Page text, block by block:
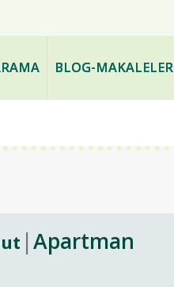
BLOG-MAKALELER
Apartman